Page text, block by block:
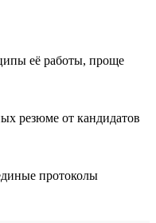
её работы, проще
резюме от кандидатов
протоколы